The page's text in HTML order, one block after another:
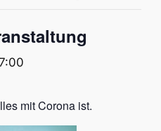
mit Corona ist.